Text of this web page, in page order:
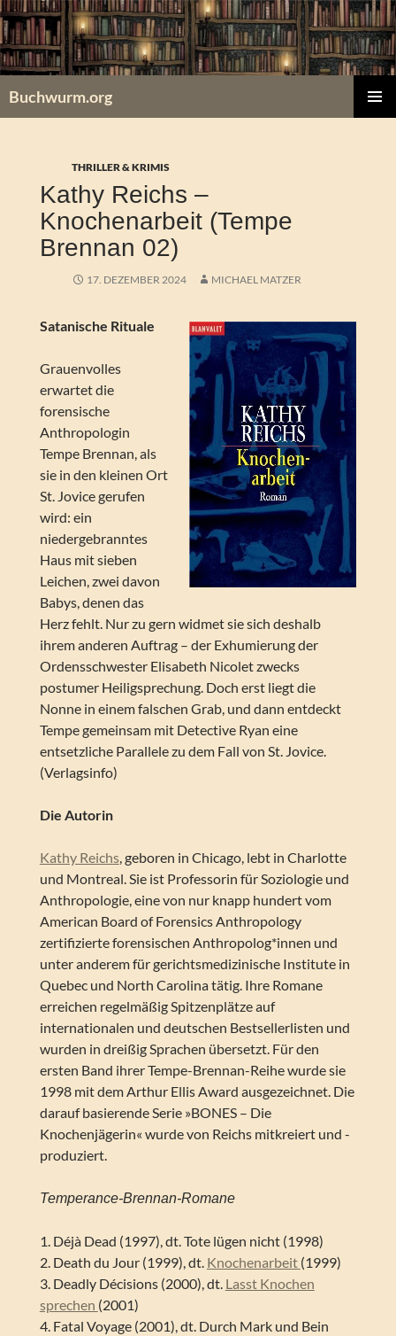
Zum
Inhalt
springen
Buchwurm.org
THRILLER & KRIMIS
Kathy Reichs –
Knochenarbeit (Tempe
Brennan 02)
17. DEZEMBER 2024 MICHAEL MATZER
Satanische Rituale
Grauenvolles
erwartet die
forensische
Anthropologin
Tempe Brennan, als
sie in den kleinen Ort
St. Jovice gerufen
wird: ein
niedergebranntes
Haus mit sieben
Leichen, zwei davon
Babys, denen das
Herz fehlt. Nur zu gern widmet sie sich deshalb
ihrem anderen Auftrag – der Exhumierung der
Ordensschwester Elisabeth Nicolet zwecks
postumer Heiligsprechung. Doch erst liegt die
Nonne in einem falschen Grab, und dann entdeckt
Tempe gemeinsam mit Detective Ryan eine
entsetzliche Parallele zu dem Fall von St. Jovice.
(Verlagsinfo)
Die Autorin
Kathy Reichs, geboren in Chicago, lebt in Charlotte
und Montreal. Sie ist Professorin für Soziologie und
Anthropologie, eine von nur knapp hundert vom
American Board of Forensics Anthropology
zertifizierte forensischen Anthropolog*innen und
unter anderem für gerichtsmedizinische Institute in
Quebec und North Carolina tätig. Ihre Romane
erreichen regelmäßig Spitzenplätze auf
internationalen und deutschen Bestsellerlisten und
wurden in dreißig Sprachen übersetzt. Für den
ersten Band ihrer Tempe-Brennan-Reihe wurde sie
1998 mit dem Arthur Ellis Award ausgezeichnet. Die
darauf basierende Serie »BONES – Die
Knochenjägerin« wurde von Reichs mitkreiert und -
produziert.
Temperance-Brennan-Romane
1. Déjà Dead (1997), dt. Tote lügen nicht (1998)
2. Death du Jour (1999), dt. Knochenarbeit (1999)
3. Deadly Décisions (2000), dt. Lasst Knochen
sprechen (2001)
4. Fatal Voyage (2001), dt. Durch Mark und Bein